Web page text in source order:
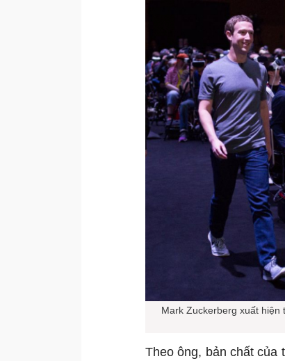
Mark Zuckerberg xuất
Theo ông, bản chất